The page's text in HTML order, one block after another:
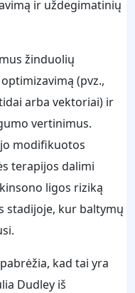
ir uždegimatinių
žinduolių
(pvz.,
arba vektoriai) ir
vertinimus.
modifikuotos
terapijos dalimi
ligos riziką
stadijoje, kur baltymų
kad tai yra
Dudley iš